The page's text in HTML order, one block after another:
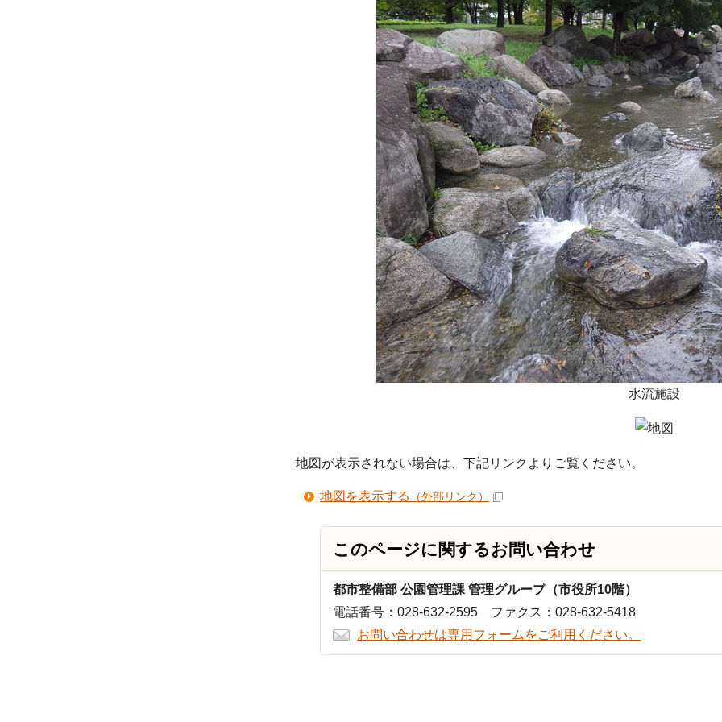
水流施設
地図が表示されない場合は、下記リンクよりご覧ください。
地図を表示する （外部リンク）
このページに関するお問い合わせ
都市整備部 公園管理課 管理グループ（市役所10階）
電話番号：028-632-2595 ファクス：028-632-5418
お問い合わせは専用フォームをご利用ください。